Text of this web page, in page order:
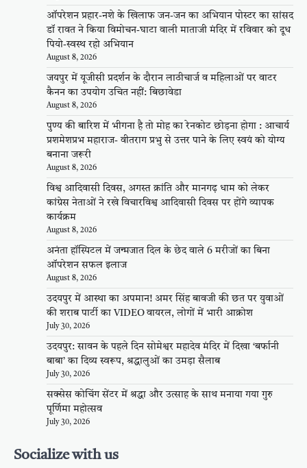
ऑपरेशन प्रहार-नशे के खिलाफ जन-जन का अभियान पोस्टर का सांसद
डॉ रावत ने किया विमोचन-घाटा वाली माताजी मंदिर में रविवार को दूध
पियो-स्वस्थ रहो अभियान
August 8, 2026
जयपुर में यूजीसी प्रदर्शन के दौरान लाठीचार्ज व महिलाओं पर वाटर
कैनन का उपयोग उचित नहीं: बिछावेडा
August 8, 2026
पुण्य की बारिश में भीगना है तो मोह का रेनकोट छोड़ना होगा : आचार्य
प्रशमेशप्रभ महाराज- वीतराग प्रभु से उत्तर पाने के लिए स्वयं को योग्य
बनाना जरूरी
August 8, 2026
विश्व आदिवासी दिवस, अगस्त क्रांति और मानगढ़ धाम को लेकर
कांग्रेस नेताओं ने रखे विचारविश्व आदिवासी दिवस पर होंगे व्यापक
कार्यक्रम
August 8, 2026
अनंता हॉस्पिटल में जन्मजात दिल के छेद वाले 6 मरीजों का बिना
ऑपरेशन सफल इलाज
August 8, 2026
उदयपुर में आस्था का अपमान! अमर सिंह बावजी की छत पर युवाओं
की शराब पार्टी का VIDEO वायरल, लोगों में भारी आक्रोश
July 30, 2026
उदयपुर: सावन के पहले दिन सोमेश्वर महादेव मंदिर में दिखा ‘बर्फानी
बाबा’ का दिव्य स्वरूप, श्रद्धालुओं का उमड़ा सैलाब
July 30, 2026
सक्सेस कोचिंग सेंटर में श्रद्धा और उत्साह के साथ मनाया गया गुरु
पूर्णिमा महोत्सव
July 30, 2026
Socialize with us